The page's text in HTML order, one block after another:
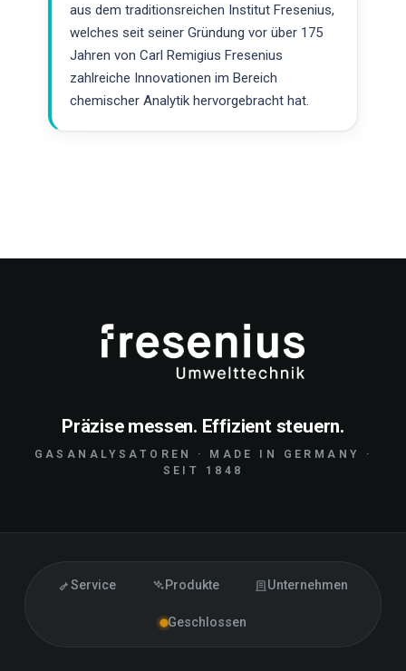
aus dem traditionsreichen Institut Fresenius,
welches seit seiner Gründung vor über 175
Jahren von Carl Remigius Fresenius
zahlreiche Innovationen im Bereich
chemischer Analytik hervorgebracht hat.
Präzise messen. Effizient steuern.
GASANALYSATOREN · MADE IN GERMANY ·
SEIT 1848
Service Produkte Unternehmen
Geschlossen